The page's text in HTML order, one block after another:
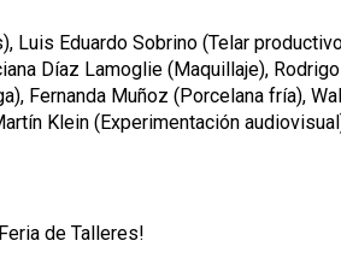
Luis Eduardo Sobrino (Telar
Díaz Lamoglie (Maquillaje),
Fernanda Muñoz (Porcelana fría),
Klein (Experimentación
de Talleres!